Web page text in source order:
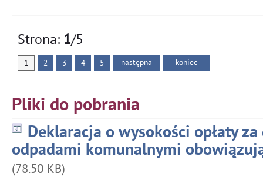
Strona: 1/5
1 2 3 4 5 następna koniec
Pliki do pobrania
Deklaracja o wysokości opłaty
odpadami komunalnymi
(78.50 KB)